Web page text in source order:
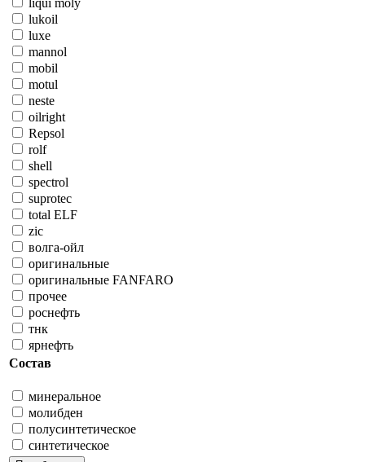
liqui moly
lukoil
luxe
mannol
mobil
motul
neste
oilright
Repsol
rolf
shell
spectrol
suprotec
total ELF
zic
волга-ойл
оригинальные
оригинальные FANFARO
прочее
роснефть
тнк
ярнефть
Состав
минеральное
молибден
полусинтетическое
синтетическое